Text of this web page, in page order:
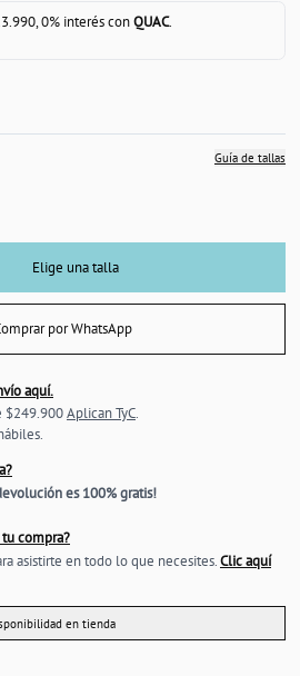
0% interés conQUAC.
Guía de tallas
Elige una talla
por WhatsApp
aquí.
$249.900Aplican TyC.
es 100% gratis!
compra?
asistirte en todo lo que necesites.Clic aquí
en tienda